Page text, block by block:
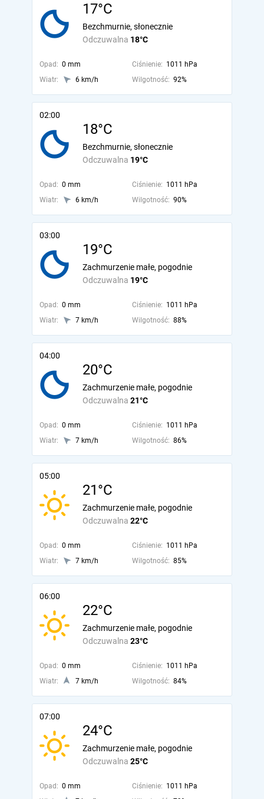
17°C
Odczuwalna 18°C
Bezchmurnie, słonecznie
Opad: 0 mm Ciśnienie: 1011 hPa
Wiatr:
6 km/h Wilgotność: 92%
02:00
18°C
Odczuwalna 19°C
Bezchmurnie, słonecznie
Opad: 0 mm Ciśnienie: 1011 hPa
Wiatr:
6 km/h Wilgotność: 90%
03:00
19°C
Odczuwalna 19°C
Zachmurzenie małe, pogodnie
Opad: 0 mm Ciśnienie: 1011 hPa
Wiatr:
7 km/h Wilgotność: 88%
04:00
20°C
Odczuwalna 21°C
Zachmurzenie małe, pogodnie
Opad: 0 mm Ciśnienie: 1011 hPa
Wiatr:
7 km/h Wilgotność: 86%
05:00
21°C
Odczuwalna 22°C
Zachmurzenie małe, pogodnie
Opad: 0 mm Ciśnienie: 1011 hPa
Wiatr:
7 km/h Wilgotność: 85%
06:00
22°C
Odczuwalna 23°C
Zachmurzenie małe, pogodnie
Opad: 0 mm Ciśnienie: 1011 hPa
Wiatr:
7 km/h Wilgotność: 84%
07:00
24°C
Odczuwalna 25°C
Zachmurzenie małe, pogodnie
Opad: 0 mm Ciśnienie: 1011 hPa